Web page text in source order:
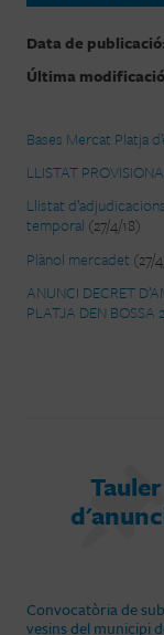
Data de publicació:
Última
Bases Mercat Platja
LLISTAT
Llistat
temporal (27/4/18)
Plànol mercadet (27/
ANUNCI DECRET
PLATJA DEN BOSSA
Tauler
Convocatòria de
vesins del municipi